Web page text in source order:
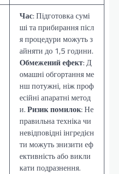
Час: Підготовка сумі
ші та прибирання післ
я процедури можуть з
айняти до 1,5 години.
Обмежений ефект: Д
омашні обгортання ме
нш потужні, ніж проф
есійні апаратні метод
и.Ризик помилок: Не
правильна техніка чи
невідповідні інгредієн
ти можуть знизити еф
ективність або викли
кати подразнення.